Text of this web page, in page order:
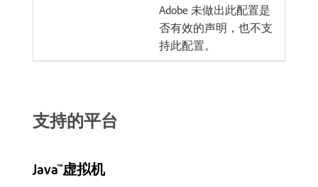
Adobe 未做出此配置是
否有效的声明，也不支
持此配置。
支持的平台
Java™虚拟机